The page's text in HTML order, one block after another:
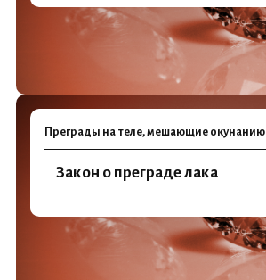
Преграды на теле, мешающие окунанию
Закон о преграде лака